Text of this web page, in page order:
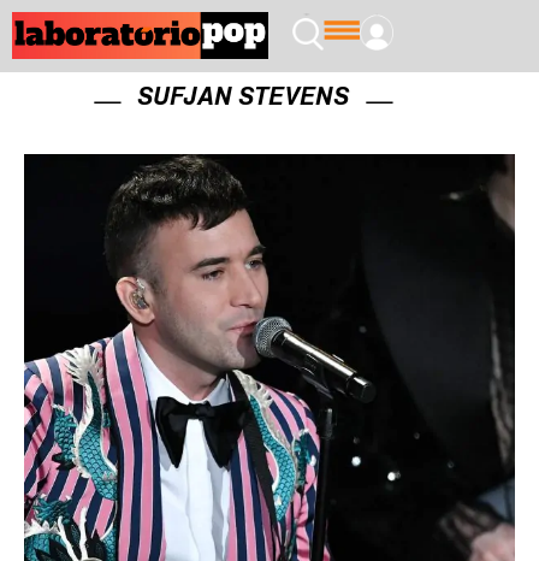
SUFJAN STEVENS